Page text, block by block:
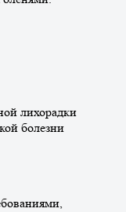
лихорадки
болезни